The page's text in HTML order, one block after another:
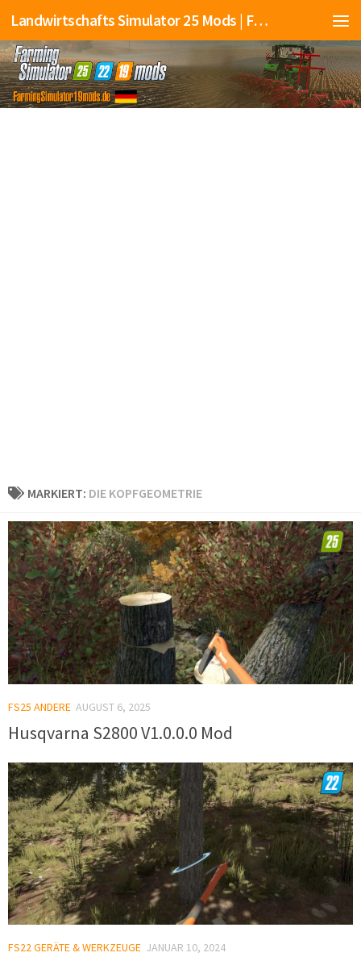
Landwirtschafts Simulator 25 Mods | Farming Simulator 25 Mods | FS25 Mods
MARKIERT: DIE KOPFGEOMETRIE
FS25 ANDERE AUGUST 6, 2025
Husqvarna S2800 V1.0.0.0 Mod
FS22 GERÄTE & WERKZEUGE JANUAR 10, 2024